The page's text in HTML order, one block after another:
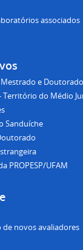
associados
Mestrado e Doutorado
Território do Médio
Sanduíche
PROPESP/UFAM
de novos avaliadores